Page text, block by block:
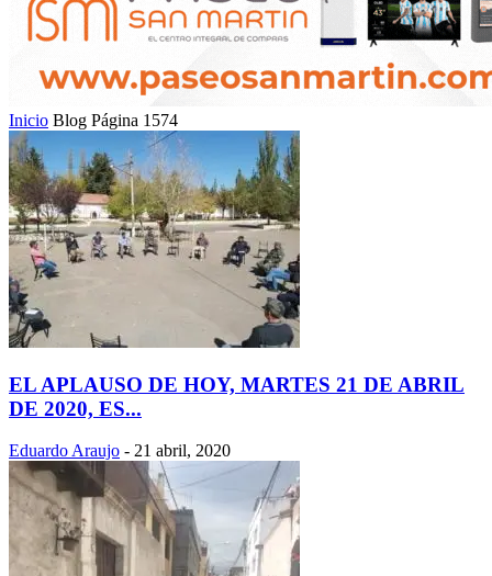
Inicio Blog Página 1574
EL APLAUSO DE HOY, MARTES 21 DE ABRIL
DE 2020, ES...
Eduardo Araujo - 21 abril, 2020